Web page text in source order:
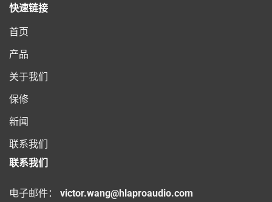
快速链接
首页
产品
关于我们
保修
新闻
联系我们
联系我们
电子邮件： victor.wang@hlaproaudio.com